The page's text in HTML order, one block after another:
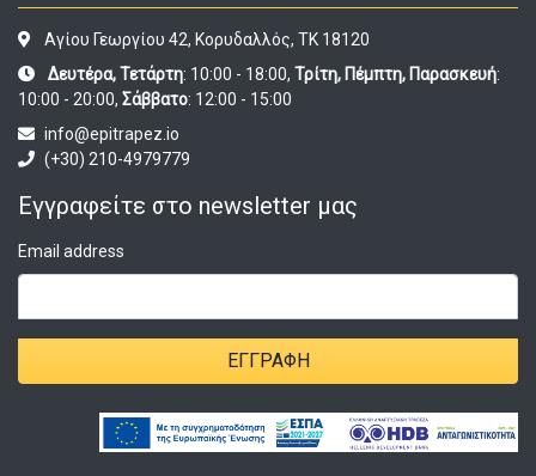
Αγίου Γεωργίου 42, Κορυδαλλός, ΤΚ 18120
Δευτέρα, Τετάρτη: 10:00 - 18:00, Τρίτη, Πέμπτη, Παρασκευή:
10:00 - 20:00, Σάββατο: 12:00 - 15:00
info@epitrapez.io
(+30) 210-4979779
Εγγραφείτε στο newsletter μας
Email address
ΕΓΓΡΑΦΉ